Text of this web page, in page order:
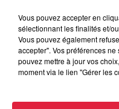
Vous pouvez accepter en
sélectionnant les finalités et/
Vous pouvez également
accepter". Vos préférences
pouvez mettre à jour vos
moment via le lien "Gérer les